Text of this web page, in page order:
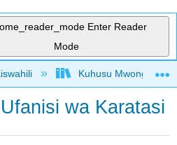
Enter Reader
Mode
global hierarchyKuhusu Mwongozo
wa Karatasi